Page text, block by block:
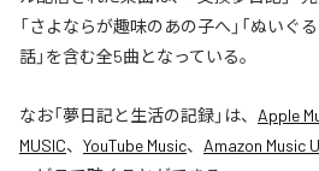
「さよならが趣味のあの子へ」「ぬいぐ
話」を含む全5曲となっている。
なお「夢日記と生活の記録」は、 Apple
MUSIC、 YouTube Music、 Amazon Music